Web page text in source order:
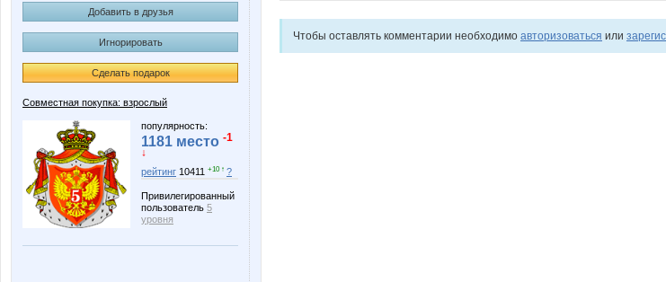
Добавить в друзья
Игнорировать
Сделать подарок
Совместная покупка: взрослый
популярность:
1181 место -1
↓
рейтинг 10411 +10 ↑ ?
Привилегированный
пользователь 5
уровня
Чтобы оставлять комментарии необходимо авторизоваться или